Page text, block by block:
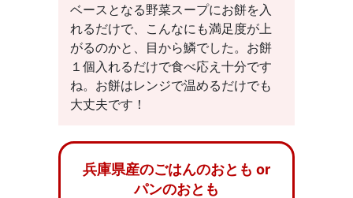
ベースとなる野菜スープにお餅を入
れるだけで、こんなにも満足度が上
がるのかと、目から鱗でした。お餅
１個入れるだけで食べ応え十分です
ね。お餅はレンジで温めるだけでも
大丈夫です！
兵庫県産のごはんのおとも or
パンのおとも